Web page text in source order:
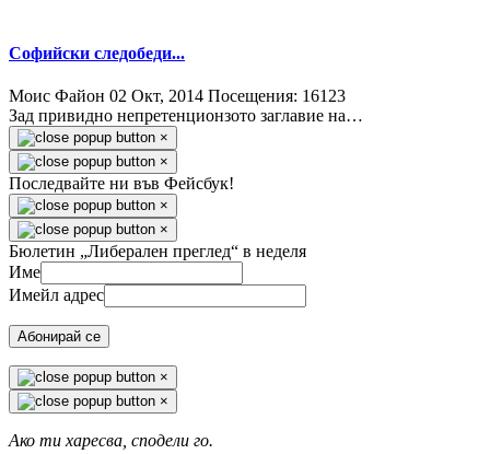
Софийски следобеди...
Моис Файон 02 Окт, 2014 Посещения: 16123
Зад привидно непретенционзото заглавие на…
×
×
Последвайте ни във Фейсбук!
×
×
Бюлетин „Либерален преглед“ в неделя
Име
Имейл адрес
Абонирай се
×
×
Ако ти харесва, сподели го.